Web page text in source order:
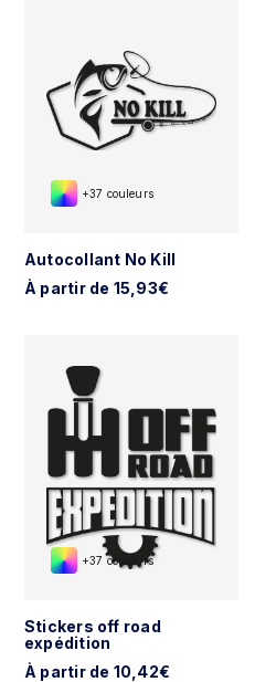
+37 couleurs
Autocollant No Kill
À partir de 15,93€
+37 couleurs
Stickers off road
expédition
À partir de 10,42€